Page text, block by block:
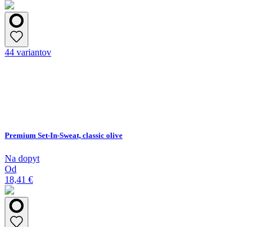
44 variantov
Premium Set-In-Sweat, classic olive
Na dopyt
Od
18,41 €